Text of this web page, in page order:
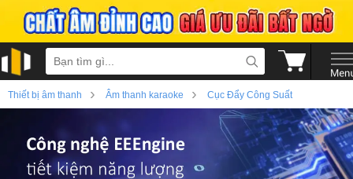
Thiết bị âm thanh › Âm thanh karaoke › Cục Đẩy Công Suất